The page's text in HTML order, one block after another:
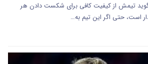
تیمش از کیفیت کافی برای شکست دادن هر
است، حتی اگر این تیم به…